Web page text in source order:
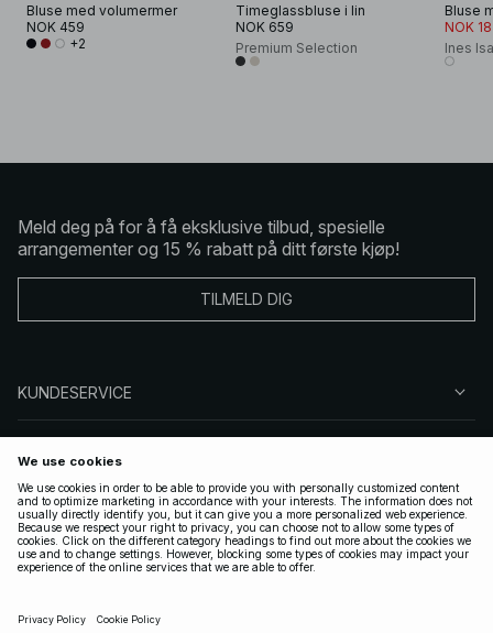
Bluse med volumermer
NOK 459
+2
Timeglassbluse i lin
NOK 659
Premium Selection
Bluse
NOK
Ines
Meld deg på for å få eksklusive tilbud, spesielle
arrangementer og 15 % rabatt på ditt første kjøp!
TILMELD DIG
KUNDESERVICE
FØLG OSS
LOVLIG